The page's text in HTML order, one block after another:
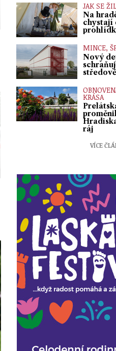
JAK SE
Na
chystají
MINCE,
Nový
KRÁSA
ráj
VÍCE